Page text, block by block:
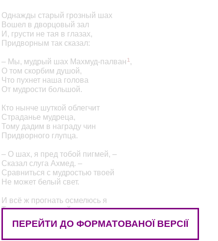
Однажды старый грозный шах
Вошел в дворцовый зал
И, грусти не тая в глазах,
Придворным так сказал:
– Мы, мудрый шах Махмуд-палван 1 ,
О том скорбим душой,
Что пухнет наша голова
От мудрости большой.
Кто нынче шуткой облегчит
Страданье мудреца,
Тому дадим в награду чин
Придворного глупца.
– О шах, я пред тобой пигмей, –
Сказал слуга Ахмед. –
Сравниться с мудростью твоей
Не может белый свет.
И всё ж прогнать осмелюсь я
Твою печаль долой,
Лишь отгадай: что у меня
В кармане под полой?
ПЕРЕЙТИ ДО ФОРМАТОВАНОЇ ВЕРСІЇ